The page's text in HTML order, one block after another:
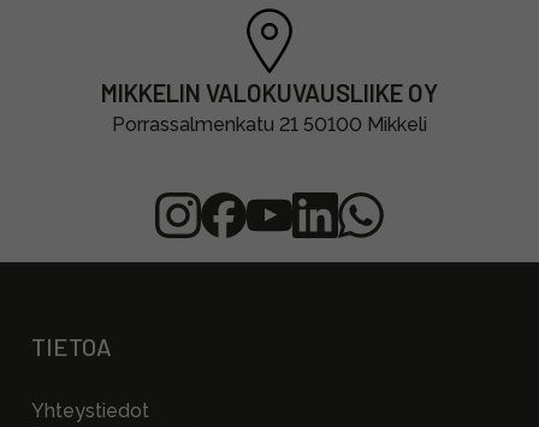
MIKKELIN VALOKUVAUSLIIKE OY
Porrassalmenkatu 21 50100 Mikkeli
TIETOA
Yhteystiedot